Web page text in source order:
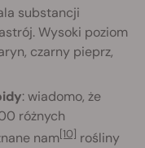
substancji
Wysoki poziom
czarny pieprz,
: wiadomo, że
różnych
nam[10] rośliny